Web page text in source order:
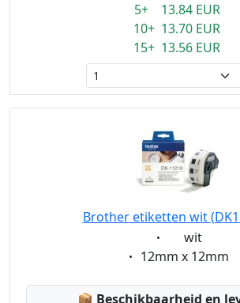
5+ 13.84 EUR
10+ 13.70 EUR
15+ 13.56 EUR
Brother etiketten wit
Eigenschaft:
wit
Eigenschaft:
12mm x 12mm
📦 Lagerstatus:
Beschikbaarheid en